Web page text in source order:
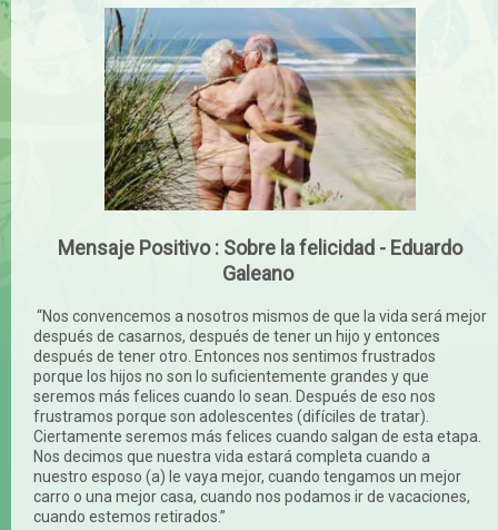
Mensaje Positivo : Sobre la felicidad - Eduardo
Galeano
“Nos convencemos a nosotros mismos de que la vida será mejor
después de casarnos, después de tener un hijo y entonces
después de tener otro. Entonces nos sentimos frustrados
porque los hijos no son lo suficientemente grandes y que
seremos más felices cuando lo sean. Después de eso nos
frustramos porque son adolescentes (difíciles de tratar).
Ciertamente seremos más felices cuando salgan de esta etapa.
Nos decimos que nuestra vida estará completa cuando a
nuestro esposo (a) le vaya mejor, cuando tengamos un mejor
carro o una mejor casa, cuando nos podamos ir de vacaciones,
cuando estemos retirados.”